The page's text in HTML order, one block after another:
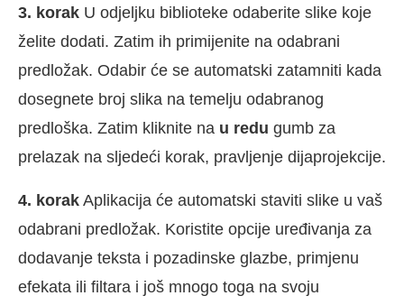
3. korak U odjeljku biblioteke odaberite slike koje
želite dodati. Zatim ih primijenite na odabrani
predložak. Odabir će se automatski zatamniti kada
dosegnete broj slika na temelju odabranog
predloška. Zatim kliknite na u redu gumb za
prelazak na sljedeći korak, pravljenje dijaprojekcije.
4. korak Aplikacija će automatski staviti slike u vaš
odabrani predložak. Koristite opcije uređivanja za
dodavanje teksta i pozadinske glazbe, primjenu
efekata ili filtara i još mnogo toga na svoju